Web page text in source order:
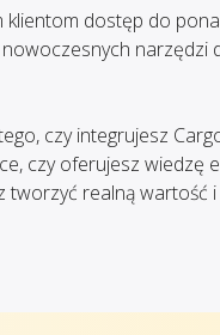
klientom dostęp do
narzędzi
czy integrujesz
czy oferujesz wiedzę
tworzyć realną wartość